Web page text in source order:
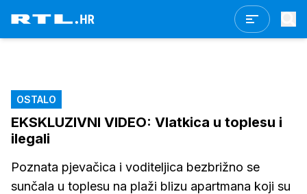
OSTALO
EKSKLUZIVNI VIDEO: Vlatkica u toplesu i
ilegali
Poznata pjevačica i voditeljica bezbrižno se
sunčala u toplesu na plaži blizu apartmana koji su